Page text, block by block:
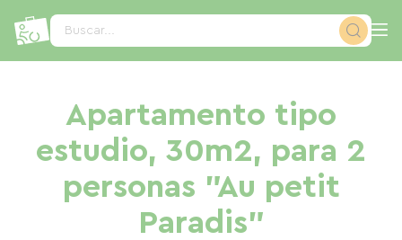
Buscar...
Apartamento tipo
estudio, 30m2, para 2
personas "Au petit
Paradis"
Panel de gestión de cookies